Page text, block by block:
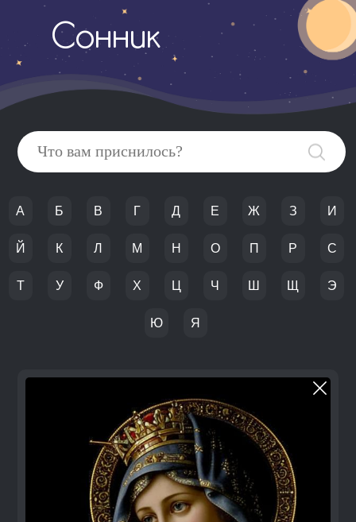
Сонник
А Б В Г Д Е Ж З И
Й К Л М Н О П Р С
Т У Ф Х Ц Ч Ш Щ Э
Ю Я